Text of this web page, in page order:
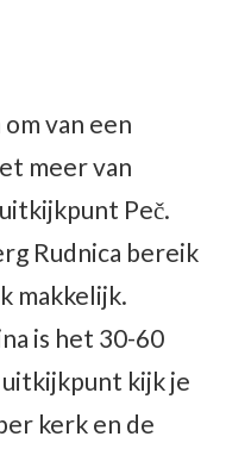
van een
meer van
Peč.
Rudnica bereik
makkelijk.
is het 30-60
kijk je
kerk en de